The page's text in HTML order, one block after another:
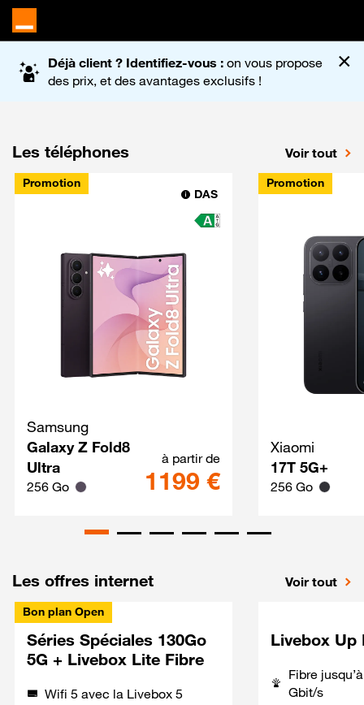
Accueil du site Orange
Déjà client ? Identifiez-vous : on vous propose
des prix, et des avantages exclusifs !
×
Les téléphones Voir tout
Promotion
Samsung
Galaxy Z Fold8
Ultra
256 Go
Galaxy Z Fold8 Ultra
à partir de
1199 €
DAS
Promotion
Xiaomi
17T 5G+
256 Go
Les offres internet Voir tout
Bon plan Open
Séries Spéciales 130Go
5G + Livebox Lite Fibre
Wifi 5 avec la Livebox 5
Livebox Up
Fibre
Gbit/s